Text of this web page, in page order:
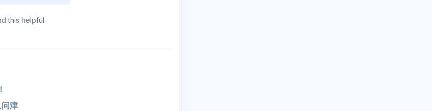
this helpful
津